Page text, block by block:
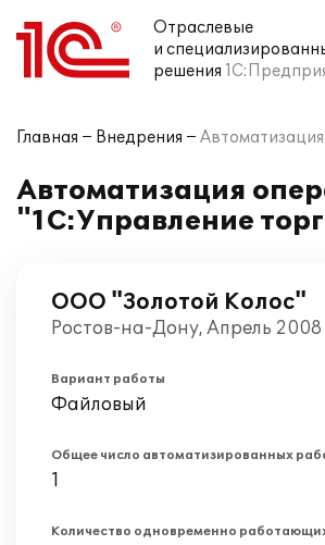
Отраслевые
и
решения
Главная Внедрения
Автоматизация
"1С:Управление
ООО "Золотой Колос"
Ростов-на-Дону, Апрель 2008
Вариант работы
Файловый
Общее число автоматизированных
1
Количество одновременно